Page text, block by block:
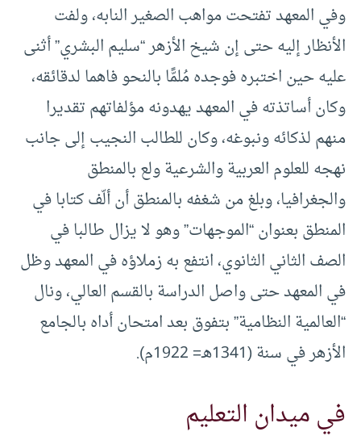
وفي المعهد تفتحت مواهب الصغير النابه، ولفت
الأنظار إليه حتى إن شيخ الأزهر “سليم البشري” أثنى
عليه حين اختبره فوجده مُلمًّا بالنحو فاهما لدقائقه،
وكان أساتذته في المعهد يهدونه مؤلفاتهم تقديرا
منهم لذكائه ونبوغه، وكان للطالب النجيب إلى جانب
نهجه للعلوم العربية والشرعية ولع بالمنطق
والجغرافيا، وبلغ من شغفه بالمنطق أن ألّف كتابا في
المنطق بعنوان “الموجهات” وهو لا يزال طالبا في
الصف الثاني الثانوي، انتفع به زملاؤه في المعهد وظل
في المعهد حتى واصل الدراسة بالقسم العالي، ونال
“العالمية النظامية” بتفوق بعد امتحان أداه بالجامع
الأزهر في سنة (1341هـ= 1922م).
في ميدان التعليم